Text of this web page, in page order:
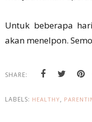
Untuk beberapa
akan menelpon.
SHARE:
LABELS: HEALTHY,